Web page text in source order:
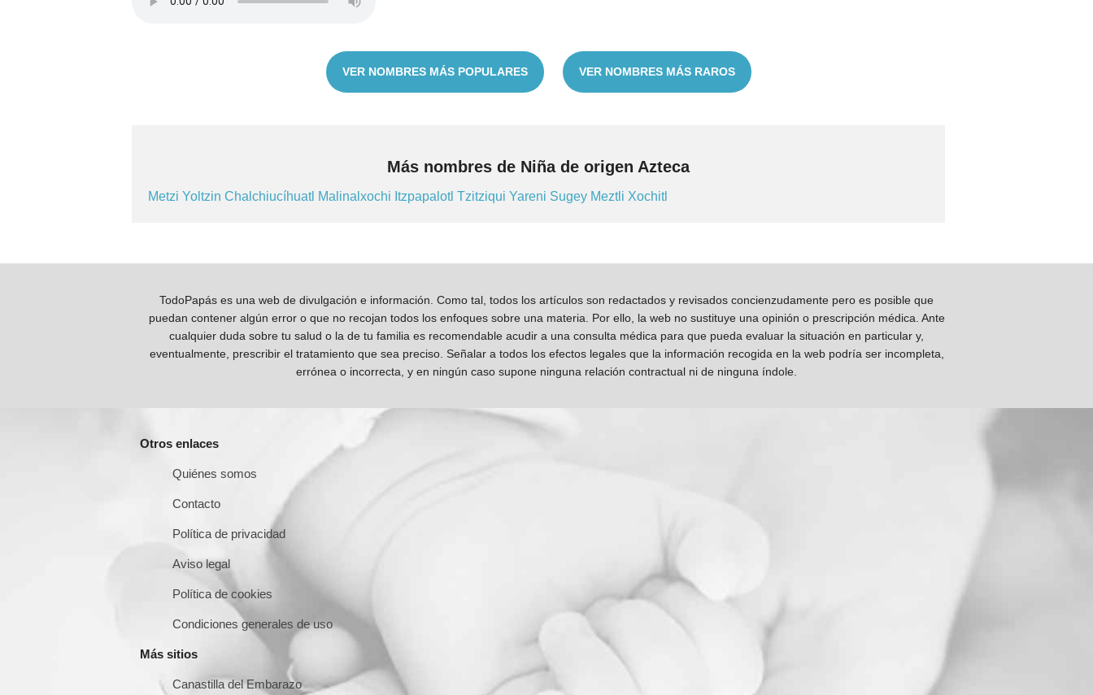
VER NOMBRES MÁS POPULARES VER NOMBRES MÁS RAROS
Más nombres de Niña de origen Azteca
Metzi Yoltzin Chalchiucíhuatl Malinalxochi Itzpapalotl Tzitziqui Yareni Sugey Meztli Xochitl
TodoPapás es una web de divulgación e información. Como tal, todos los artículos son redactados y revisados concienzudamente pero es posible que
puedan contener algún error o que no recojan todos los enfoques sobre una materia. Por ello, la web no sustituye una opinión o prescripción médica. Ante
cualquier duda sobre tu salud o la de tu familia es recomendable acudir a una consulta médica para que pueda evaluar la situación en particular y,
eventualmente, prescribir el tratamiento que sea preciso. Señalar a todos los efectos legales que la información recogida en la web podría ser incompleta,
errónea o incorrecta, y en ningún caso supone ninguna relación contractual ni de ninguna índole.
Otros enlaces
Quiénes somos
Contacto
Política de privacidad
Aviso legal
Política de cookies
Condiciones generales de uso
Más sitios
Canastilla del Embarazo